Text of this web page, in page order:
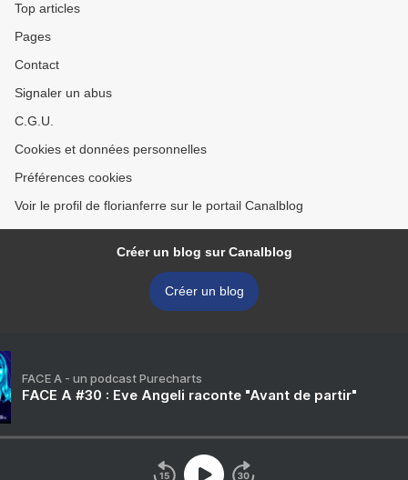
Top articles
Pages
Contact
Signaler un abus
C.G.U.
Cookies et données personnelles
Préférences cookies
Voir le profil de florianferre sur le portail Canalblog
Créer un blog sur Canalblog
Créer un blog
FACE A - un podcast Purecharts
FACE A #30 : Eve Angeli raconte "Avant de partir"